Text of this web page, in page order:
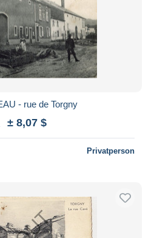
- rue de Torgny
± 8,07 $
Privatperson